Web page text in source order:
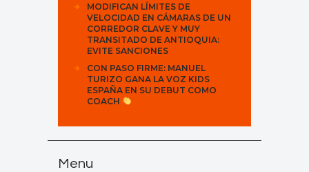
MODIFICAN LÍMITES DE
VELOCIDAD EN CÁMARAS DE UN
CORREDOR CLAVE Y MUY
TRANSITADO DE ANTIOQUIA:
EVITE SANCIONES
CON PASO FIRME: MANUEL
TURIZO GANA LA VOZ KIDS
ESPAÑA EN SU DEBUT COMO
COACH
Menu